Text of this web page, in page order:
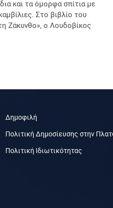
και τα όμορφα σπίτια με
Στο βιβλίο του
Ζάκυνθο», ο Λουδοβίκος
Δημοφιλή
Πολιτική Δημοσίευσης στην
Πολιτική Ιδιωτικότητας